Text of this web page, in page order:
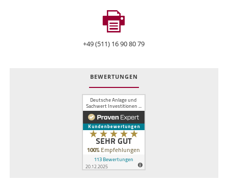
+49 (511) 16 90 80 79
BEWERTUNGEN